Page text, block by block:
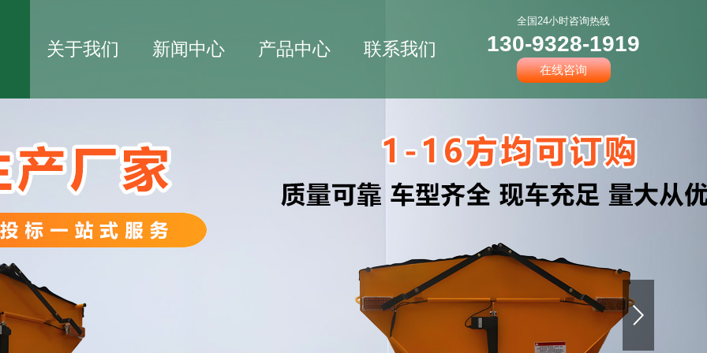
关于我们 新闻中心 产品中心 联系我们
全国24小时咨询热线
130-9328-1919
在线咨询